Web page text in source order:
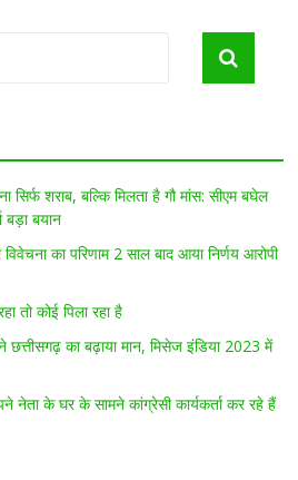
सिर्फ शराब, बल्कि मिलता है गौ मांस: सीएम बघेल
बड़ा बयान
का परिणाम 2 साल बाद आया निर्णय आरोपी
तो कोई पिला रहा है
ने छत्तीसगढ़ का बढ़ाया मान, मिसेज इंडिया 2023 में
नेता के घर के सामने कांग्रेसी कार्यकर्ता कर रहे हैं